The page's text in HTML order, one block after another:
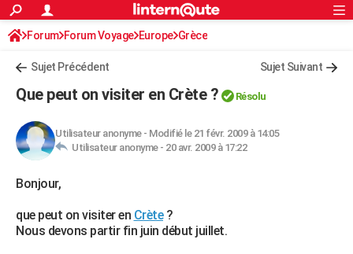
ACTUALITÉS
Politique
Société
Faits Divers
Education
Monde
Villes
+
Retraite
Impôts
Epargne
Immobilier
Risques naturels par ville
Banque
Assurance
Crédit
AUTO
HIGH-TECH
BRICOLAGE
Forum
Aménagement intérieur
Extérieur
Cuisine
Salle de bains
Jardinage
Rangement
S'inscrire
Connexion
Forum Forum Voyage Europe Grèce
Sujet Précédent Sujet Suivant
Que peut on visiter en Crète ? Résolu
Utilisateur anonyme- Modifié le 21 févr. 2009 à 14:05
Utilisateur anonyme - 20 avr. 2009 à 17:22
Bonjour,
que peut on visiter en Crète?
Nous devons partir fin juin début juillet.